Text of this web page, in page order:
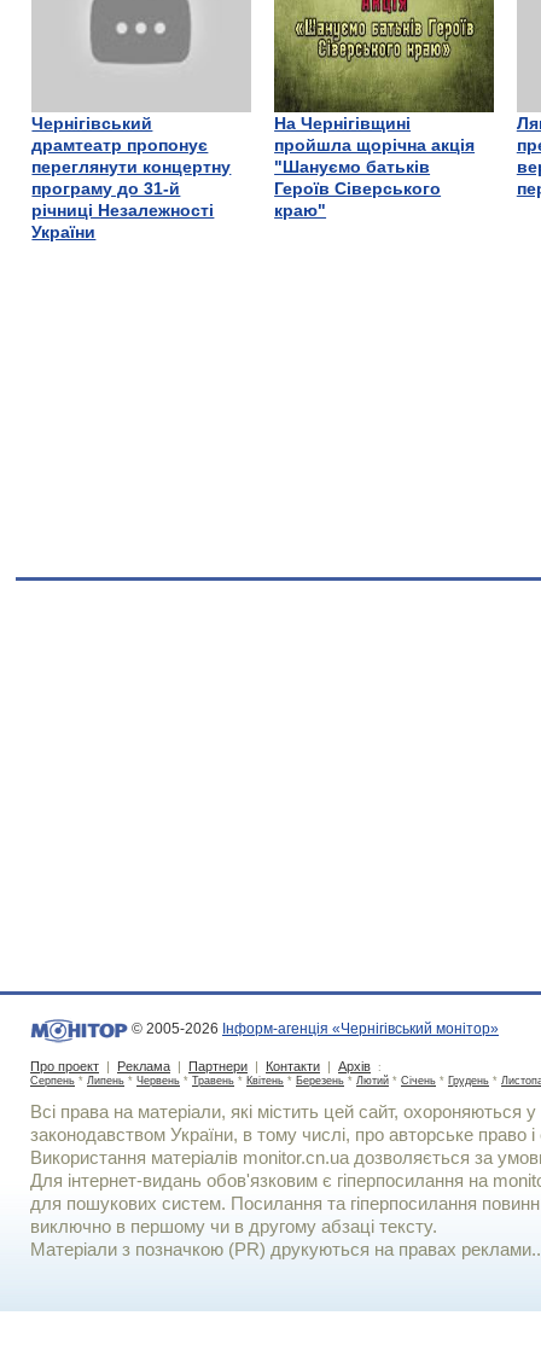
Чернігівський
драмтеатр пропонує
переглянути концертну
програму до 31-й
річниці Незалежності
України
На Чернігівщині
пройшла щорічна акція
"Шануємо батьків
Героїв Сіверського
краю"
© 2005-2026 Інформ-агенція «Чернігівський монітор»
Про проект | Реклама | Партнери | Контакти | Архів :
Серпень * Липень * Червень * Травень * Квітень * Березень * Лютий * Січень * Грудень *
Всі права на матеріали, які містить цей сайт, охороняються у
законодавством України, в тому числі, про авторське право і
Використання матерiалiв monitor.cn.ua дозволяється за
Для iнтернет-видань обов'язковим є гiперпосилання на
для пошукових систем. Посилання та гіперпосилання
виключно в першому чи в другому абзаці тексту.
Матеріали з позначкою (PR) друкуються на правах реклами..